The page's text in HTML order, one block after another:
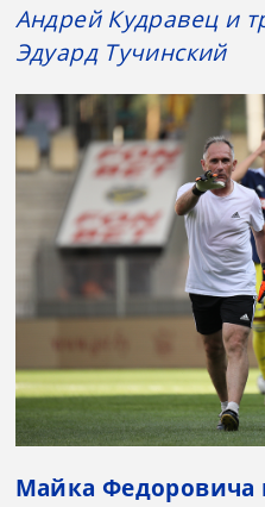
Андрей Кудравец и
Эдуард Тучинский
Майка Федоровича